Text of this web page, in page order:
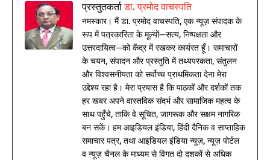
प्रस्तुतकर्ताडा. प्रमोद वाचस्पति
नमस्कार। मैं डा. प्रमोद वाचस्पति, एक न्यूज़ संपादक के
रूप में पत्रकारिता के मूल्यों—सत्य, निष्पक्षता और
उत्तरदायित्व—को केंद्र में रखकर कार्यरत हूँ। समाचारों
के चयन, संपादन और प्रस्तुति में तथ्यपरकता, संतुलन
और विश्वसनीयता को सर्वोच्च प्राथमिकता देना मेरा
उद्देश्य रहा है। मेरा प्रयास है कि पाठकों और दर्शकों तक
हर खबर अपने वास्तविक संदर्भ और सामाजिक महत्व के
साथ पहुँचे, ताकि वे सूचित, जागरूक और सक्षम नागरिक
बन सकें। हम आइडियल इंडिया, हिंदी दैनिक व साप्ताहिक
समाचार पत्र, तथा आइडियल इंडिया न्यूज़, न्यूज़ पोर्टल
व न्यूज़ चैनल के माध्यम से विगत दो दशकों से अधिक